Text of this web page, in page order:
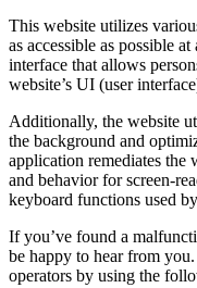
This website utilizes
as accessible as possible
interface that allows
website’s UI (user
Additionally, the website
the background and
application remediates the
and behavior for screen-
keyboard functions used
If you’ve found a
be happy to hear from
operators by using the